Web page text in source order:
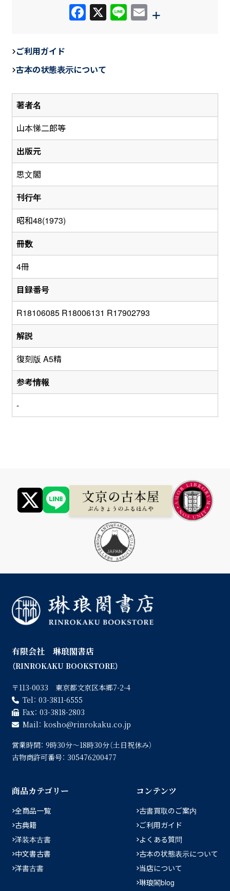
著者名
山本悌二郎等
出版元
思文閣
刊行年
昭和48(1973)
冊数
4冊
目録番号
R18106085 R18006131 R17902793
解説
復刻版 A5精
参考情報
-
F
e
b
o
o
X Li E
+
ご利用ガイド
古本の状態表示について
有限会社 琳琅閣書店
（RINROKAKU BOOKSTORE）
〒113-0033 東京都文京区本郷7-2-4
Tel： 03-3811-6555
Fax： 03-3818-2803
Mail： kosho
rinrokaku.co.jp
営業時間： 9時30分〜18時30分（土日祝休み）
古物商許可番号： 305476200477
商品カテゴリー
全商品一覧
古典籍
洋装本古書
中文書古書
洋書古書
コンテンツ
古書買取のご案内
ご利用ガイド
よくある質問
古本の状態表示について
当店について
琳琅閣blog